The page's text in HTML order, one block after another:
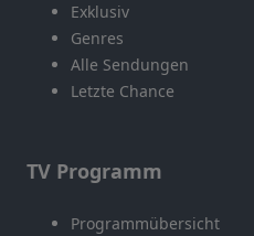
Exklusiv
Genres
Alle Sendungen
Letzte Chance
TV Programm
Programmübersicht